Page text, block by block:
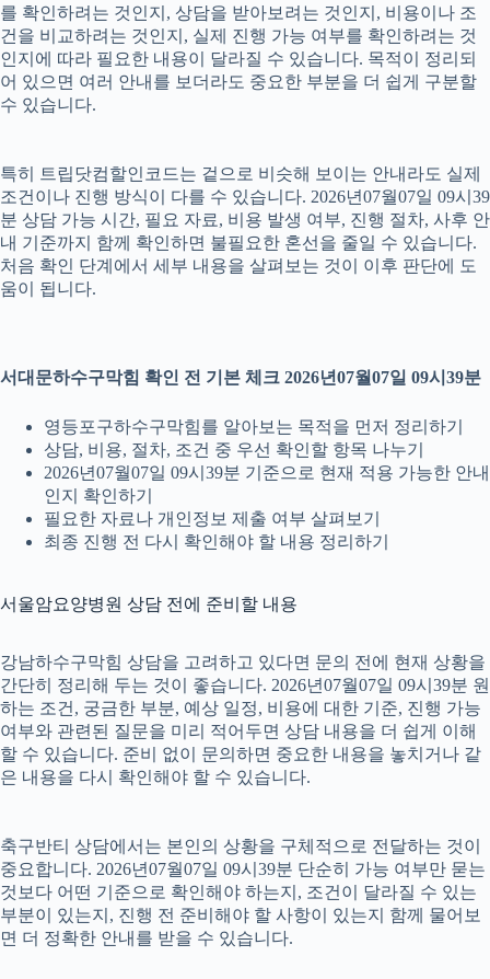
를 확인하려는 것인지, 상담을 받아보려는 것인지, 비용이나 조
건을 비교하려는 것인지, 실제 진행 가능 여부를 확인하려는 것
인지에 따라 필요한 내용이 달라질 수 있습니다. 목적이 정리되
어 있으면 여러 안내를 보더라도 중요한 부분을 더 쉽게 구분할
수 있습니다.
특히 트립닷컴할인코드는 겉으로 비슷해 보이는 안내라도 실제
조건이나 진행 방식이 다를 수 있습니다. 2026년07월07일 09시39
분 상담 가능 시간, 필요 자료, 비용 발생 여부, 진행 절차, 사후 안
내 기준까지 함께 확인하면 불필요한 혼선을 줄일 수 있습니다.
처음 확인 단계에서 세부 내용을 살펴보는 것이 이후 판단에 도
움이 됩니다.
서대문하수구막힘 확인 전 기본 체크 2026년07월07일 09시39분
영등포구하수구막힘를 알아보는 목적을 먼저 정리하기
상담, 비용, 절차, 조건 중 우선 확인할 항목 나누기
2026년07월07일 09시39분 기준으로 현재 적용 가능한 안내
인지 확인하기
필요한 자료나 개인정보 제출 여부 살펴보기
최종 진행 전 다시 확인해야 할 내용 정리하기
서울암요양병원 상담 전에 준비할 내용
강남하수구막힘 상담을 고려하고 있다면 문의 전에 현재 상황을
간단히 정리해 두는 것이 좋습니다. 2026년07월07일 09시39분 원
하는 조건, 궁금한 부분, 예상 일정, 비용에 대한 기준, 진행 가능
여부와 관련된 질문을 미리 적어두면 상담 내용을 더 쉽게 이해
할 수 있습니다. 준비 없이 문의하면 중요한 내용을 놓치거나 같
은 내용을 다시 확인해야 할 수 있습니다.
축구반티 상담에서는 본인의 상황을 구체적으로 전달하는 것이
중요합니다. 2026년07월07일 09시39분 단순히 가능 여부만 묻는
것보다 어떤 기준으로 확인해야 하는지, 조건이 달라질 수 있는
부분이 있는지, 진행 전 준비해야 할 사항이 있는지 함께 물어보
면 더 정확한 안내를 받을 수 있습니다.